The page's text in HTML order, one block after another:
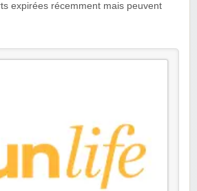
expirées récemment mais peuvent